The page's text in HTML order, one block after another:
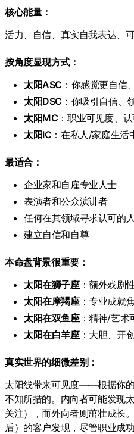
核心能量：
活力、自信、真实自我表达、
按角度显现方式：
太阳ASC ：你感觉更自信
太阳DSC ：你吸引自信、
太阳MC ：职业可见度、
太阳IC ：在私人/家庭生
最适合：
企业家和自雇专业人士
表演者和公众演讲者
任何在其领域寻求认可的人
建立自信和自尊
本命盘背景很重要：
太阳在狮子座：额外戏剧
太阳在摩羯座：专业成就
太阳在双鱼座：精神/艺术
太阳在白羊座：大胆、开
真实世界的细微差别：
太阳线带来可见度——根据你
不知所措的。内向者可能发现
关注），而外向者则茁壮成长
后）的客户发现，尽管职业成